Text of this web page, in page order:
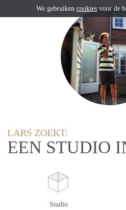
LARS ZOEKT:
EEN STUDIO
Studio
We gebruiken cookies voor de